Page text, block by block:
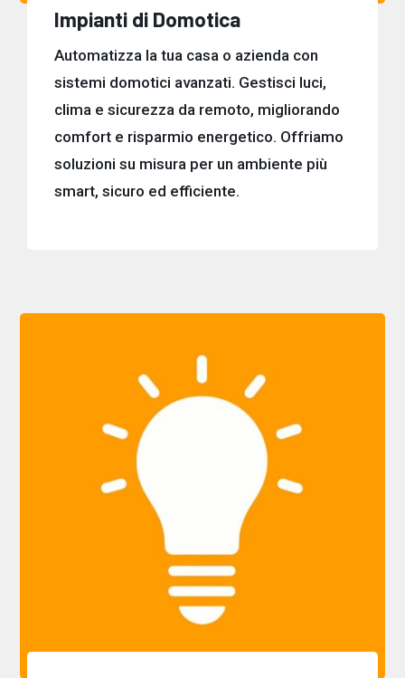
Impianti di Domotica
Automatizza la tua casa o azienda con
sistemi domotici avanzati. Gestisci luci,
clima e sicurezza da remoto, migliorando
comfort e risparmio energetico. Offriamo
soluzioni su misura per un ambiente più
smart, sicuro ed efficiente.